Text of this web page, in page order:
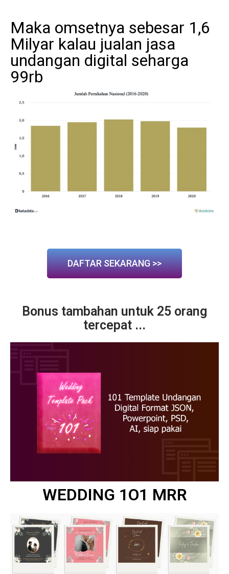
Maka omsetnya sebesar 1,6
Milyar kalau jualan jasa
undangan digital seharga
99rb
DAFTAR SEKARANG >>
Bonus tambahan untuk 25 orang
tercepat ...
WEDDING 1O1 MRR